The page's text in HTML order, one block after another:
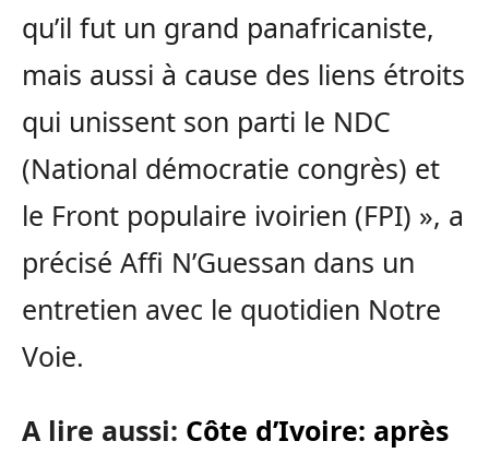
qu’il fut un grand panafricaniste,
mais aussi à cause des liens étroits
qui unissent son parti le NDC
(National démocratie congrès) et
le Front populaire ivoirien (FPI) », a
précisé Affi N’Guessan dans un
entretien avec le quotidien Notre
Voie.
A lire aussi: Côte d’Ivoire: après